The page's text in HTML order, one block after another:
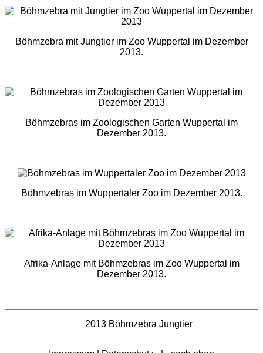
Böhmzebra mit Jungtier im Zoo Wuppertal im Dezember
2013.
Böhmzebras im Zoologischen Garten Wuppertal im
Dezember 2013.
Böhmzebras im Wuppertaler Zoo im Dezember 2013.
Afrika-Anlage mit Böhmzebras im Zoo Wuppertal im
Dezember 2013.
2013 Böhmzebra Jungtier